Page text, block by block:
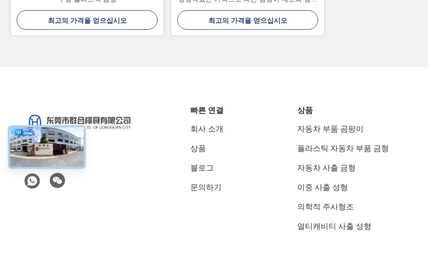
최고의 가격을 얻으십시오
한 품질 통제
최고의 가격을 얻으십시오
소셜 미디어
빠른 연결
회사 소개
상품
블로그
문의하기
상품
자동차 부품 곰팡이
플라스틱 자동차 부품 금형
자동차 사출 금형
이중 사출 성형
의학적 주사형조
멀티캐비티 사출 성형